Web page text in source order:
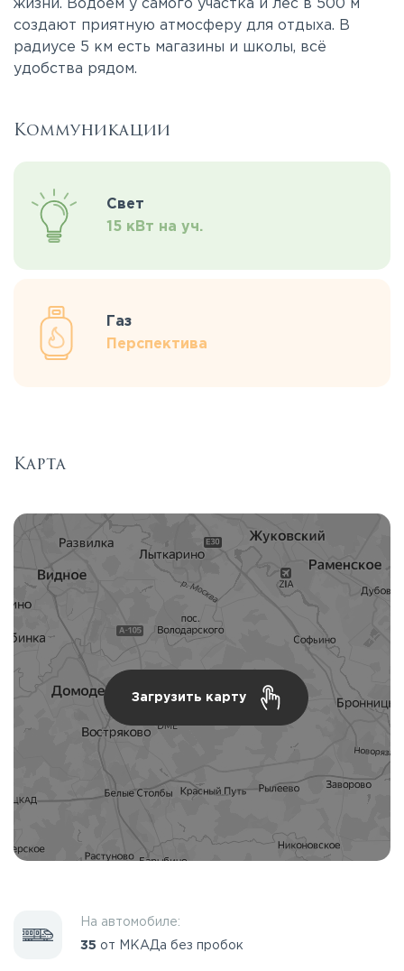
жизни. Водоем у самого участка и лес в 500 м
создают приятную атмосферу для отдыха. В
радиусе 5 км есть магазины и школы, всё
удобства рядом.
Коммуникации
Свет
15 кВт на уч.
Газ
Перспектива
Карта
Загрузить карту
На автомобиле:
35 от МКАДа без пробок